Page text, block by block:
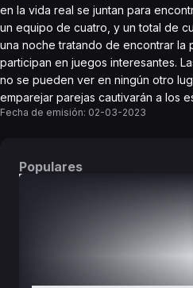
en la vida real se juntan para
un equipo de cuatro, y un total de
una noche tratando de encontrar la
participan en juegos interesantes.
no se pueden ver en ningún otro
emparejar parejas cautivarán a los
Fecha de emisión: 02-03-2023
Populares